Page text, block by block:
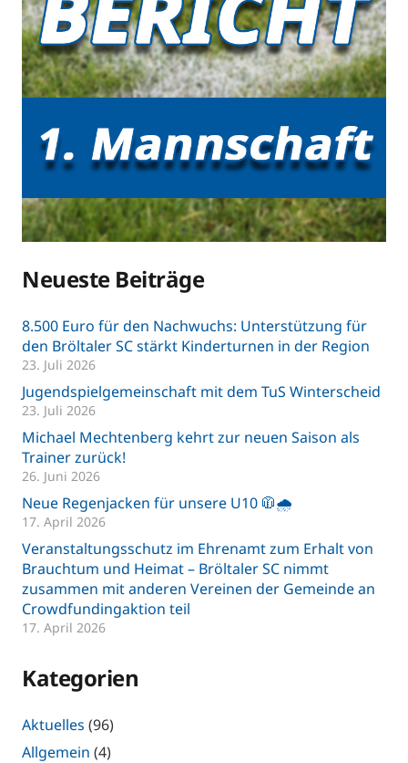
Neueste Beiträge
8.500 Euro für den Nachwuchs: Unterstützung für
den Bröltaler SC stärkt Kinderturnen in der Region
23. Juli 2026
Jugendspielgemeinschaft mit dem TuS Winterscheid
23. Juli 2026
Michael Mechtenberg kehrt zur neuen Saison als
Trainer zurück!
26. Juni 2026
Neue Regenjacken für unsere U10 🧥🌧️
17. April 2026
Veranstaltungsschutz im Ehrenamt zum Erhalt von
Brauchtum und Heimat – Bröltaler SC nimmt
zusammen mit anderen Vereinen der Gemeinde an
Crowdfundingaktion teil
17. April 2026
Kategorien
Aktuelles (96)
Allgemein (4)